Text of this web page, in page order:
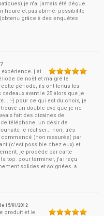
n'ai jamais été déçue
heure et pas abîmé. possibilité
grâce à des enquêtes
j'ai
de noël et malgré le
période, ils ont tenus les
avant le 25 alors que je
:-) pour ce qui est du choix, je
un double dvd que je ne
fait des dizaines de
téléphone. un désir de
le réaliser... non, très
(non rassurée) par
(c'est possible chez eux) et
je procède par carte
top. pour terminer, j'ai reçu
solides et soignées. a
le15/01/2012
produit et le